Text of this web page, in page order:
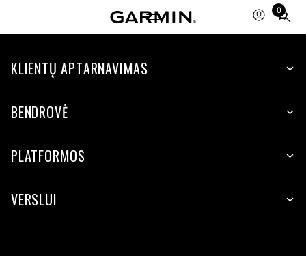
0
Total
items
cart:
KLIENTŲ APTARNAVIMAS
BENDROVĖ
PLATFORMOS
VERSLUI